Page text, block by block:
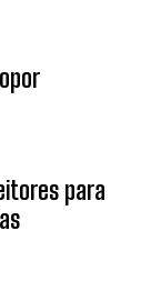
para